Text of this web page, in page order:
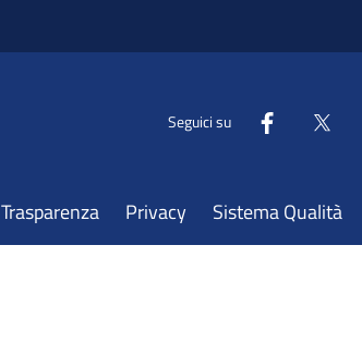
Seguici su
Trasparenza Privacy Sistema Qualità